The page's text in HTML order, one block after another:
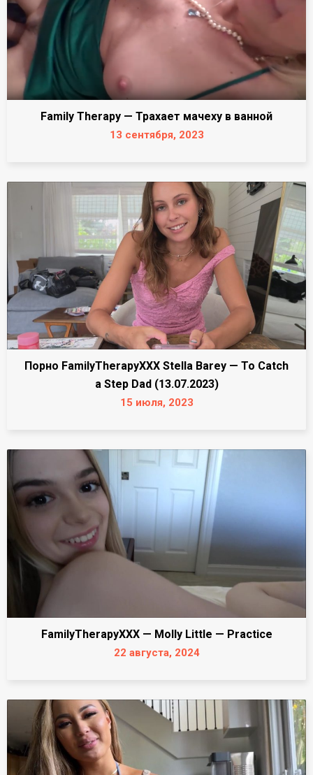
Family Therapy — Трахает мачеху в ванной
13 сентября, 2023
Порно FamilyTherapyXXX Stella Barey — To Catch
a Step Dad (13.07.2023)
15 июля, 2023
FamilyTherapyXXX — Molly Little — Practice
22 августа, 2024